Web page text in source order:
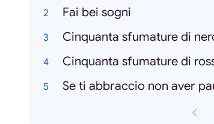
Fai bei sogni
Cinquanta sfumature di
Cinquanta sfumature di
Se ti abbraccio non aver